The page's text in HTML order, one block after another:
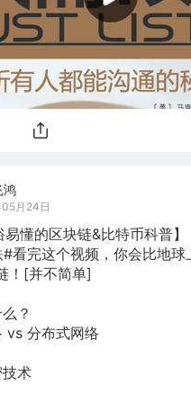
鸿
月24日
易懂的区块链&比特币科普】
看完这个视频，你会比地球
！[并不简单]
？
vs 分布式网络
术